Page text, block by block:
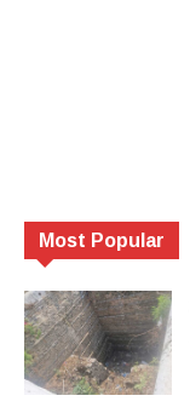
Most Popular